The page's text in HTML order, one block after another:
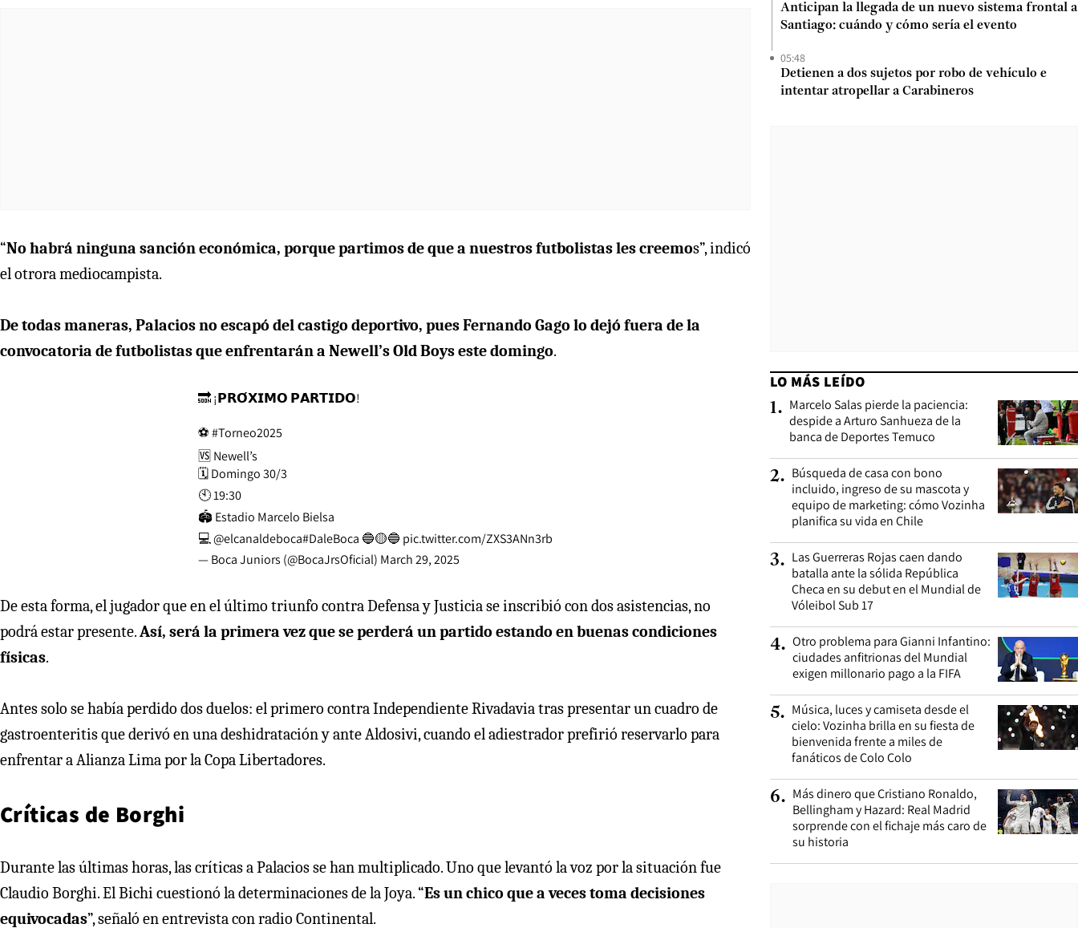
“No habrá ninguna sanción económica, porque partimos de que a nuestros futbolistas les creemos”, indicó
el otrora mediocampista.
De todas maneras, Palacios no escapó del castigo deportivo, pues Fernando Gago lo dejó fuera de la
convocatoria de futbolistas que enfrentarán a Newell’s Old Boys este domingo.
🔜 ¡𝗣𝗥𝗢́𝗫𝗜𝗠𝗢 𝗣𝗔𝗥𝗧𝗜𝗗𝗢!
⚽#Torneo2025
🆚 Newell’s
🗓 Domingo 30/3
🕙 19:30
🏟 Estadio Marcelo Bielsa
💻@elcanaldeboca#DaleBoca 🔵🟡🔵 pic.twitter.com/ZXS3ANn3rb
— Boca Juniors (@BocaJrsOficial) March 29, 2025
De esta forma, el jugador que en el último triunfo contra Defensa y Justicia se inscribió con dos asistencias, no
podrá estar presente.Así, será la primera vez que se perderá un partido estando en buenas condiciones
físicas.
Antes solo se había perdido dos duelos: el primero contra Independiente Rivadavia tras presentar un cuadro de
gastroenteritis que derivó en una deshidratación y ante Aldosivi, cuando el adiestrador prefirió reservarlo para
enfrentar a Alianza Lima por la Copa Libertadores.
Críticas de Borghi
Durante las últimas horas, las críticas a Palacios se han multiplicado. Uno que levantó la voz por la situación fue
Claudio Borghi. El Bichi cuestionó la determinaciones de la Joya. “Es un chico que a veces toma decisiones
equivocadas”, señaló en entrevista con radio Continental.
Anticipan la llegada de un nuevo sistema frontal a
Santiago: cuándo y cómo sería el evento
05:48
Detienen a dos sujetos por robo de vehículo e
intentar atropellar a Carabineros
LO MÁS LEÍDO
1. Marcelo Salas pierde la paciencia:
despide a Arturo Sanhueza de la
banca de Deportes Temuco
2. Búsqueda de casa con bono
incluido, ingreso de su mascota y
equipo de marketing: cómo Vozinha
planifica su vida en Chile
3. Las Guerreras Rojas caen dando
batalla ante la sólida República
Checa en su debut en el Mundial de
Vóleibol Sub 17
4. Otro problema para Gianni Infantino:
ciudades anfitrionas del Mundial
exigen millonario pago a la FIFA
5. Música, luces y camiseta desde el
cielo: Vozinha brilla en su fiesta de
bienvenida frente a miles de
fanáticos de Colo Colo
6. Más dinero que Cristiano Ronaldo,
Bellingham y Hazard: Real Madrid
sorprende con el fichaje más caro de
su historia